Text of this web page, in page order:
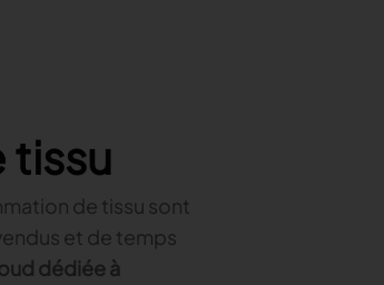
tissu
de tissu sont
et de temps
dédiée à